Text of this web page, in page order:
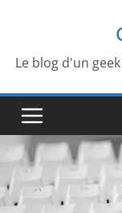
contenu
Le blog d'un